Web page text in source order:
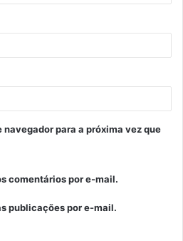
navegador para a próxima vez que
comentários por e-mail.
publicações por e-mail.